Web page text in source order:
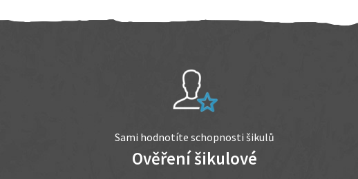
Sami hodnotíte schopnosti šikulů
Ověření šikulové